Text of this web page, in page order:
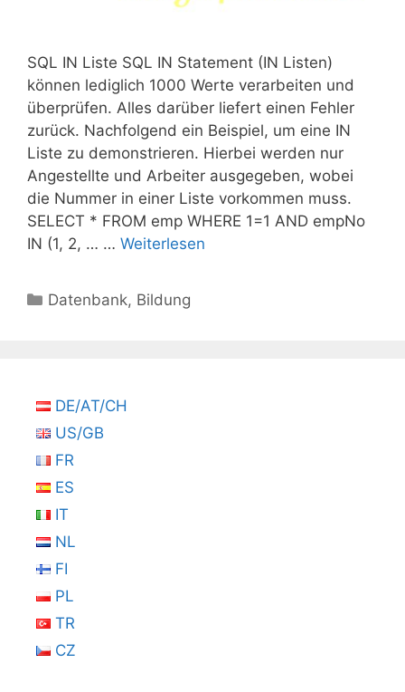
SQL IN Liste SQL IN Statement (IN Listen)
können lediglich 1000 Werte verarbeiten und
überprüfen. Alles darüber liefert einen Fehler
zurück. Nachfolgend ein Beispiel, um eine IN
Liste zu demonstrieren. Hierbei werden nur
Angestellte und Arbeiter ausgegeben, wobei
die Nummer in einer Liste vorkommen muss.
SELECT * FROM emp WHERE 1=1 AND empNo
IN (1, 2, … … Weiterlesen
Kategorien
Datenbank, Bildung
DE/AT/CH
US/GB
FR
ES
IT
NL
FI
PL
TR
CZ